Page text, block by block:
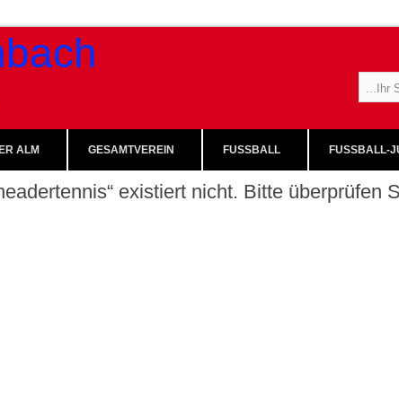
ALM GESAMTVEREIN FUSSBALL FUSSBALL-
existiert nicht. Bitte überprüfen